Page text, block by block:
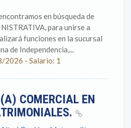
en búsqueda de
para unirse a
funciones en la sucursal
de Independencia,...
2026 - Salario: 1
COMERCIAL EN